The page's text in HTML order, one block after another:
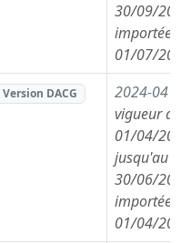
30/09/
importée
01/07/
Version DACG 2024-04
vigueur
01/04/
jusqu'au
30/06/
importée
01/04/